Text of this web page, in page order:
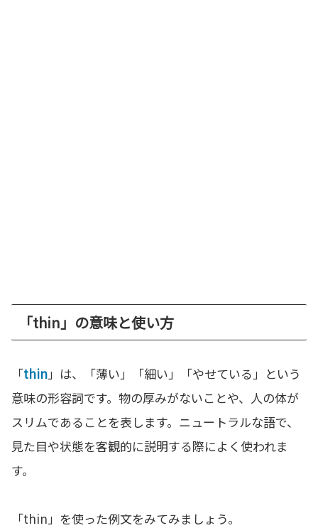
「thin」の意味と使い方
「thin」は、「薄い」「細い」「やせている」という
意味の形容詞です。物の厚みがないことや、人の体が
スリムであることを表します。ニュートラルな語で、
見た目や状態を客観的に説明する際によく使われま
す。
「thin」を使った例文をみてみましょう。